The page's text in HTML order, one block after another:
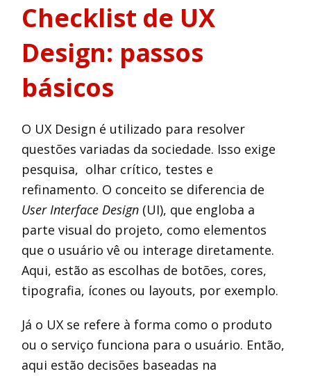
Checklist de UX
Design: passos
básicos
O UX Design é utilizado para resolver
questões variadas da sociedade. Isso exige
pesquisa, olhar crítico, testes e
refinamento. O conceito se diferencia de
User Interface Design (UI), que engloba a
parte visual do projeto, como elementos
que o usuário vê ou interage diretamente.
Aqui, estão as escolhas de botões, cores,
tipografia, ícones ou layouts, por exemplo.
Já o UX se refere à forma como o produto
ou o serviço funciona para o usuário. Então,
aqui estão decisões baseadas na